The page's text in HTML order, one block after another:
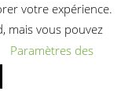
votre expérience.
mais vous pouvez
Paramètres des